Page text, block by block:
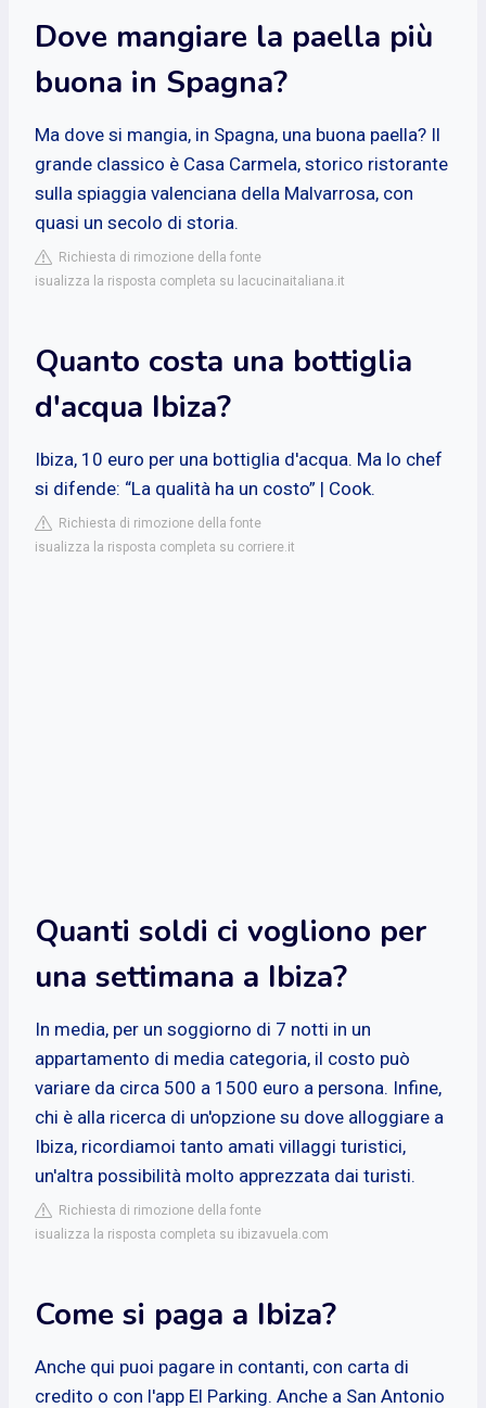
Dove mangiare la paella più
buona in Spagna?
Ma dove si mangia, in Spagna, una buona paella? Il
grande classico è Casa Carmela, storico ristorante
sulla spiaggia valenciana della Malvarrosa, con
quasi un secolo di storia.
Richiesta di rimozione della fonte
isualizza la risposta completa su lacucinaitaliana.it
Quanto costa una bottiglia
d'acqua Ibiza?
Ibiza, 10 euro per una bottiglia d'acqua. Ma lo chef
si difende: “La qualità ha un costo” | Cook.
Richiesta di rimozione della fonte
isualizza la risposta completa su corriere.it
Quanti soldi ci vogliono per
una settimana a Ibiza?
In media, per un soggiorno di 7 notti in un
appartamento di media categoria, il costo può
variare da circa 500 a 1500 euro a persona. Infine,
chi è alla ricerca di un'opzione su dove alloggiare a
Ibiza, ricordiamoi tanto amati villaggi turistici,
un'altra possibilità molto apprezzata dai turisti.
Richiesta di rimozione della fonte
isualizza la risposta completa su ibizavuela.com
Come si paga a Ibiza?
Anche qui puoi pagare in contanti, con carta di
credito o con l'app El Parking. Anche a San Antonio